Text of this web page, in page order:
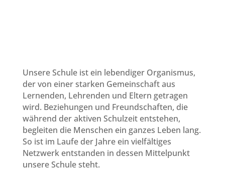
Unsere Schule ist ein lebendiger Organismus,
der von einer starken Gemeinschaft aus
Lernenden, Lehrenden und Eltern getragen
wird. Beziehungen und Freundschaften, die
während der aktiven Schulzeit entstehen,
begleiten die Menschen ein ganzes Leben lang.
So ist im Laufe der Jahre ein vielfältiges
Netzwerk entstanden in dessen Mittelpunkt
unsere Schule steht.